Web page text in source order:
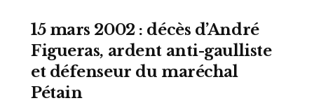
15 mars 2002 : décès d’André
Figueras, ardent anti-gaulliste
et défenseur du maréchal
Pétain